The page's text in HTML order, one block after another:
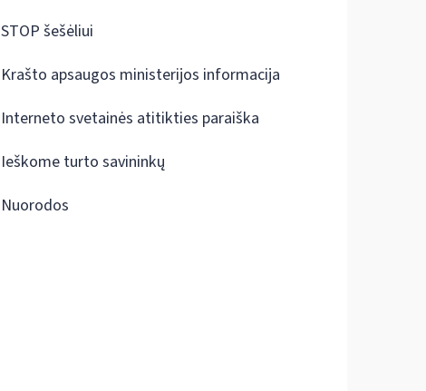
STOP šešėliui
Krašto apsaugos ministerijos informacija
Interneto svetainės atitikties paraiška
Ieškome turto savininkų
Nuorodos